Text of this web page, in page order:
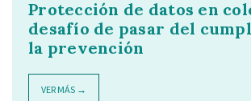
Protección de datos en
desafío de pasar del
la prevención
VER MÁS →